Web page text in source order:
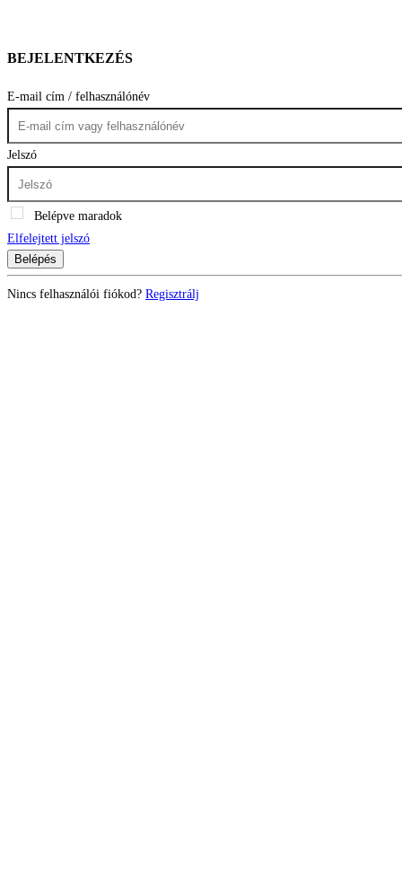
BEJELENTKEZÉS
E-mail cím / felhasználónév
Jelszó
Belépve maradok
Elfelejtett jelszó
Belépés
Nincs felhasználói fiókod? Regisztrálj